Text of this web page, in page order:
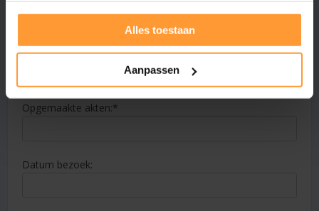
Alles toestaan
Aanpassen
E-mailadres:
Opgemaakte akten:
Datum bezoek: